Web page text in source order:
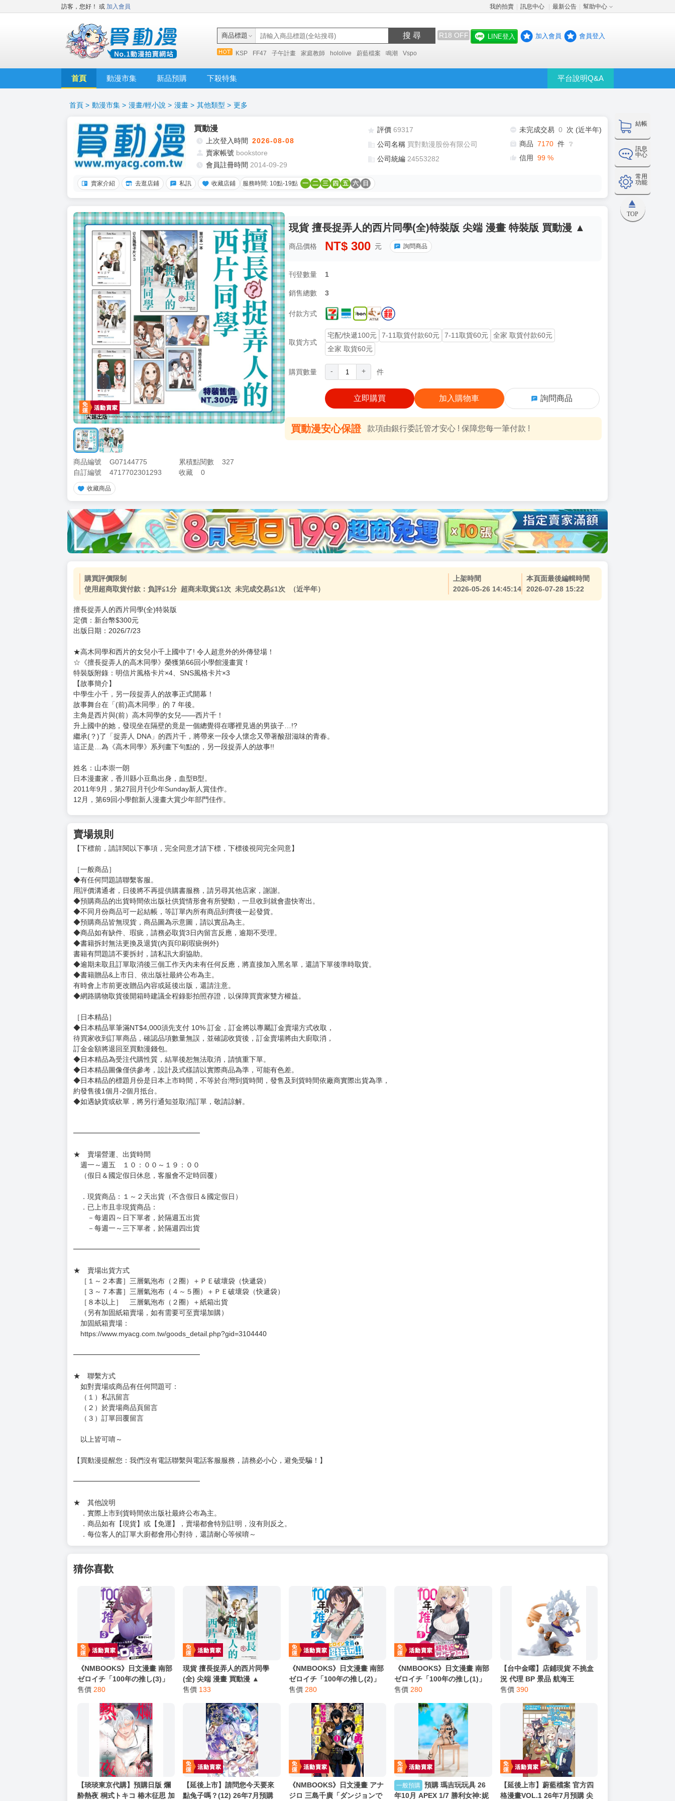
訪客，您好！ 或 加入會員 我的拍賣 訊息中心 最新公告 幫助中心
商品標題 搜 尋 R18 OFF
KSP FF47 子午計畫 家庭教師 hololive 蔚藍檔案 鳴潮 Vspo
LINE登入 加入會員 會員登入
首頁 動漫市集 新品預購 下殺特集 平台說明Q&A
結帳
訊息
中心
常用
功能
TOP
首頁 > 動漫市集 > 漫畫/輕小說 > 漫畫 > 其他類型 > 更多
買動漫
上次登入時間 2026-08-08
賣家帳號 bookstore
會員註冊時間 2014-09-29
評價 69317
公司名稱 買對動漫股份有限公司
公司統編 24553282
未完成交易 0
次 (近半年)
商品 7170 件 ❔
信用 99 %
賣家介紹 去逛店鋪 私訊 收藏店鋪 服務時間: 10點-19點 一 二 三 四 五 六 日
商品編號 G07144775 累積點閱數
327
自訂編號
4717702301293 收藏 0
收藏商品
現貨 擅長捉弄人的西片同學(全)特裝版 尖端 漫畫 特裝版 買動漫 ▲
商品價格 NT$ 300 元 詢問商品
刊登數量 1
銷售總數 3
付款方式
取貨方式
宅配/快遞100元 7-11取貨付款60元 7-11取貨60元
全家 取貨付款60元
全家 取貨60元
購買數量 - + 件
立即購買 加入購物車 詢問商品
買動漫安心保證 款項由銀行委託管才安心 ! 保障您每一筆付款 !
購買評價限制
使用超商取貨付款：負評≦1分 超商未取貨≦1次 未完成交易≦1次 （近半年）
上架時間
2026-05-26 14:45:14
本頁面最後編輯時間
2026-07-28 15:22
擅長捉弄人的西片同學(全)特裝版
定價：新台幣$300元
出版日期：2026/7/23
★高木同學和西片的女兒小千上國中了! 令人超意外的外傳登場！
☆《擅長捉弄人的高木同學》榮獲第66回小學館漫畫賞！
特裝版附錄：明信片風格卡片×4、SNS風格卡片×3
【故事簡介】
中學生小千，另一段捉弄人的故事正式開幕！
故事舞台在「(前)高木同學」的 7 年後。
主角是西片與(前）高木同學的女兒——西片千！
升上國中的她，發現坐在隔壁的竟是一個總覺得在哪裡見過的男孩子…!?
繼承(？)了「捉弄人 DNA」的西片千，將帶來一段令人懷念又帶著酸甜滋味的青春。
這正是…為《高木同學》系列畫下句點的，另一段捉弄人的故事!!
姓名：山本崇一朗
日本漫畫家，香川縣小豆島出身，血型B型。
2011年9月，第27回月刊少年Sunday新人賞佳作。
12月，第69回小學館新人漫畫大賞少年部門佳作。
賣場規則
【下標前，請詳閱以下事項，完全同意才請下標，下標後視同完全同意】
［一般商品］
◆有任何問題請聯繫客服。
用評價溝通者，日後將不再提供購書服務，請另尋其他店家，謝謝。
◆預購商品的出貨時間依出版社供貨情形會有所變動，一旦收到就會盡快寄出。
◆不同月份商品可一起結帳，等訂單內所有商品到齊後一起發貨。
◆預購商品皆無現貨，商品圖為示意圖，請以實品為主。
◆商品如有缺件、瑕疵，請務必取貨3日內留言反應，逾期不受理。
◆書籍拆封無法更換及退貨(內頁印刷瑕疵例外)
書籍有問題請不要拆封，請私訊大廚協助。
◆逾期未取且訂單取消後三個工作天內未有任何反應，將直接加入黑名單，還請下單後準時取貨。
◆書籍贈品&上市日、依出版社最終公布為主。
有時會上市前更改贈品內容或延後出版，還請注意。
◆網路購物取貨後開箱時建議全程錄影拍照存證，以保障買賣家雙方權益。
［日本精品］
◆日本精品單筆滿NT$4,000須先支付 10% 訂金，訂金將以專屬訂金賣場方式收取，
待買家收到訂單商品，確認品項數量無誤，並確認收貨後，訂金賣場將由大廚取消，
訂金金額將退回至買動漫錢包。
◆日本精品為受注代購性質，結單後恕無法取消，請慎重下單。
◆日本精品圖像僅供參考，設計及式樣請以實際商品為準，可能有色差。
◆日本精品的標題月份是日本上市時間，不等於台灣到貨時間，發售及到貨時間依廠商實際出貨為準，
約發售後1個月-2個月抵台。
◆如遇缺貨或砍單，將另行通知並取消訂單，敬請諒解。
━━━━━━━━━━━━━━━━━━
★ 賣場營運、出貨時間
週一～週五 １０：００～１９：００
（假日＆國定假日休息，客服會不定時回覆）
．現貨商品：１～２天出貨（不含假日＆國定假日）
．已上市且非現貨商品：
－每週四～日下單者，於隔週五出貨
－每週一～三下單者，於隔週四出貨
━━━━━━━━━━━━━━━━━━
★ 賣場出貨方式
［１～２本書］三層氣泡布（２圈）＋ＰＥ破壞袋（快遞袋）
［３～７本書］三層氣泡布（４～５圈）＋ＰＥ破壞袋（快遞袋）
［８本以上］ 三層氣泡布（２圈）＋紙箱出貨
（另有加固紙箱賣場，如有需要可至賣場加購）
加固紙箱賣場：
https://www.myacg.com.tw/goods_detail.php?gid=3104440
━━━━━━━━━━━━━━━━━━
★ 聯繫方式
如對賣場或商品有任何問題可：
（１）私訊留言
（２）於賣場商品頁留言
（３）訂單回覆留言
以上皆可唷～
【買動漫提醒您：我們沒有電話聯繫與電話客服服務，請務必小心，避免受騙！】
━━━━━━━━━━━━━━━━━━
★ 其他說明
．實際上市到貨時間依出版社最終公布為主。
．商品如有【現貨】或【免運】，賣場都會特別註明，沒有則反之。
．每位客人的訂單大廚都會用心對待，還請耐心等候唷～
猜你喜歡
《NMBOOKS》日文漫畫 南部
ゼロイチ「100年の推し(3)」
售價 280
現貨 擅長捉弄人的西片同學
(全) 尖端 漫畫 買動漫 ▲
售價 133
《NMBOOKS》日文漫畫 南部
ゼロイチ「100年の推し(2)」
售價 280
《NMBOOKS》日文漫畫 南部
ゼロイチ「100年の推し(1)」
售價 280
【台中金曜】店鋪現貨 不挑盒
況 代理 BP 景品 航海王
figlife! 蒙其·D·魯夫 五檔vol.1
售價 390
【琰琰東京代購】預購日版 爛
酔熱夜 桐式トキコ 椿木征思 加
【延後上市】請問您今天要來
點兔子嗎？(12) 26年7月預購
《NMBOOKS》日文漫畫 アナ
ジロ 三島千廣「ダンジョンで
一般預購 預購 瑪吉玩玩具 26
年10月 APEX 1/7 勝利女神:妮
【延後上市】蔚藍檔案 官方四
格漫畫VOL.1 26年7月預購 尖